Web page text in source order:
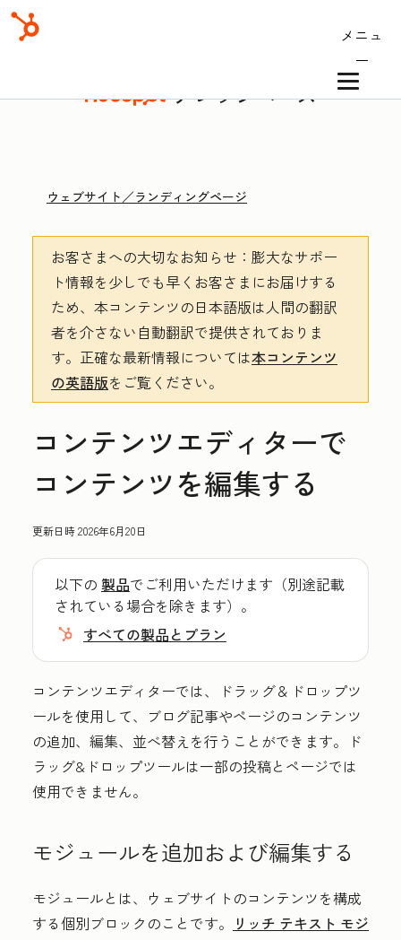
メニュ
ー
ナレッジベース
ウェブサイト／ランディングページ
お客さまへの大切なお知らせ ：膨大なサポー
ト情報を少しでも早くお客さまにお届けする
ため、本コンテンツの日本語版は人間の翻訳
者を介さない自動翻訳で提供されておりま
す。 正確な最新情報については本コンテンツ
の英語版をご覧ください。
コンテンツエディターで
コンテンツを編集する
更新日時2026年6月20日
以下の 製品でご利用いただけます（別途記載
されている場合を除きます）。
すべての製品とプラン
コンテンツエディターでは、ドラッグ＆ドロップツ
ールを使用して、ブログ記事やページのコンテンツ
の追加、編集、並べ替えを行うことができます。ド
ラッグ&ドロップツールは一部の投稿とページでは
使用できません。
モジュールを追加および編集する
モジュールとは、ウェブサイトのコンテンツを構成
する個別ブロックのことです。
リッチ テキスト モジ